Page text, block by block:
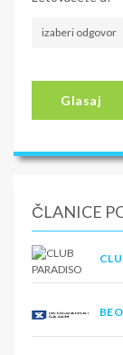
izaberi odgovor
Glasaj
ČLANICE